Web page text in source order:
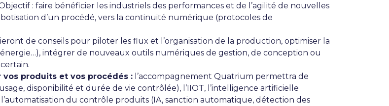
: faire bénéficier les industriels des performances et de l’agilité de nouvelles
d’un procédé, vers la continuité numérique (protocoles de
de conseils pour piloter les flux et l’organisation de la production, optimiser la
intégrer de nouveaux outils numériques de gestion, de conception ou
produits et vos procédés : l’accompagnement Quatrium permettra de
disponibilité et durée de vie contrôlée), l’IIOT, l’intelligence artificielle
du contrôle produits (IA, sanction automatique, détection des